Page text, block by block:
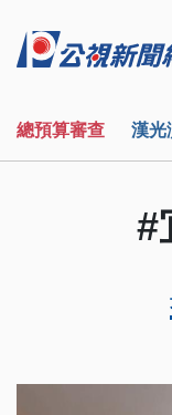
總預算審查 漢光
#